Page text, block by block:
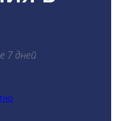
7 дней